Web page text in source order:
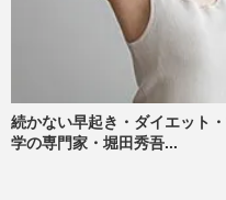
続かない早起き・ダイエット
学の専門家・堀田秀吾...